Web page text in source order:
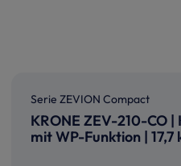
Serie ZEVION Compact
KRONE ZEV-210-CO
mit WP-Funktion | 17,7